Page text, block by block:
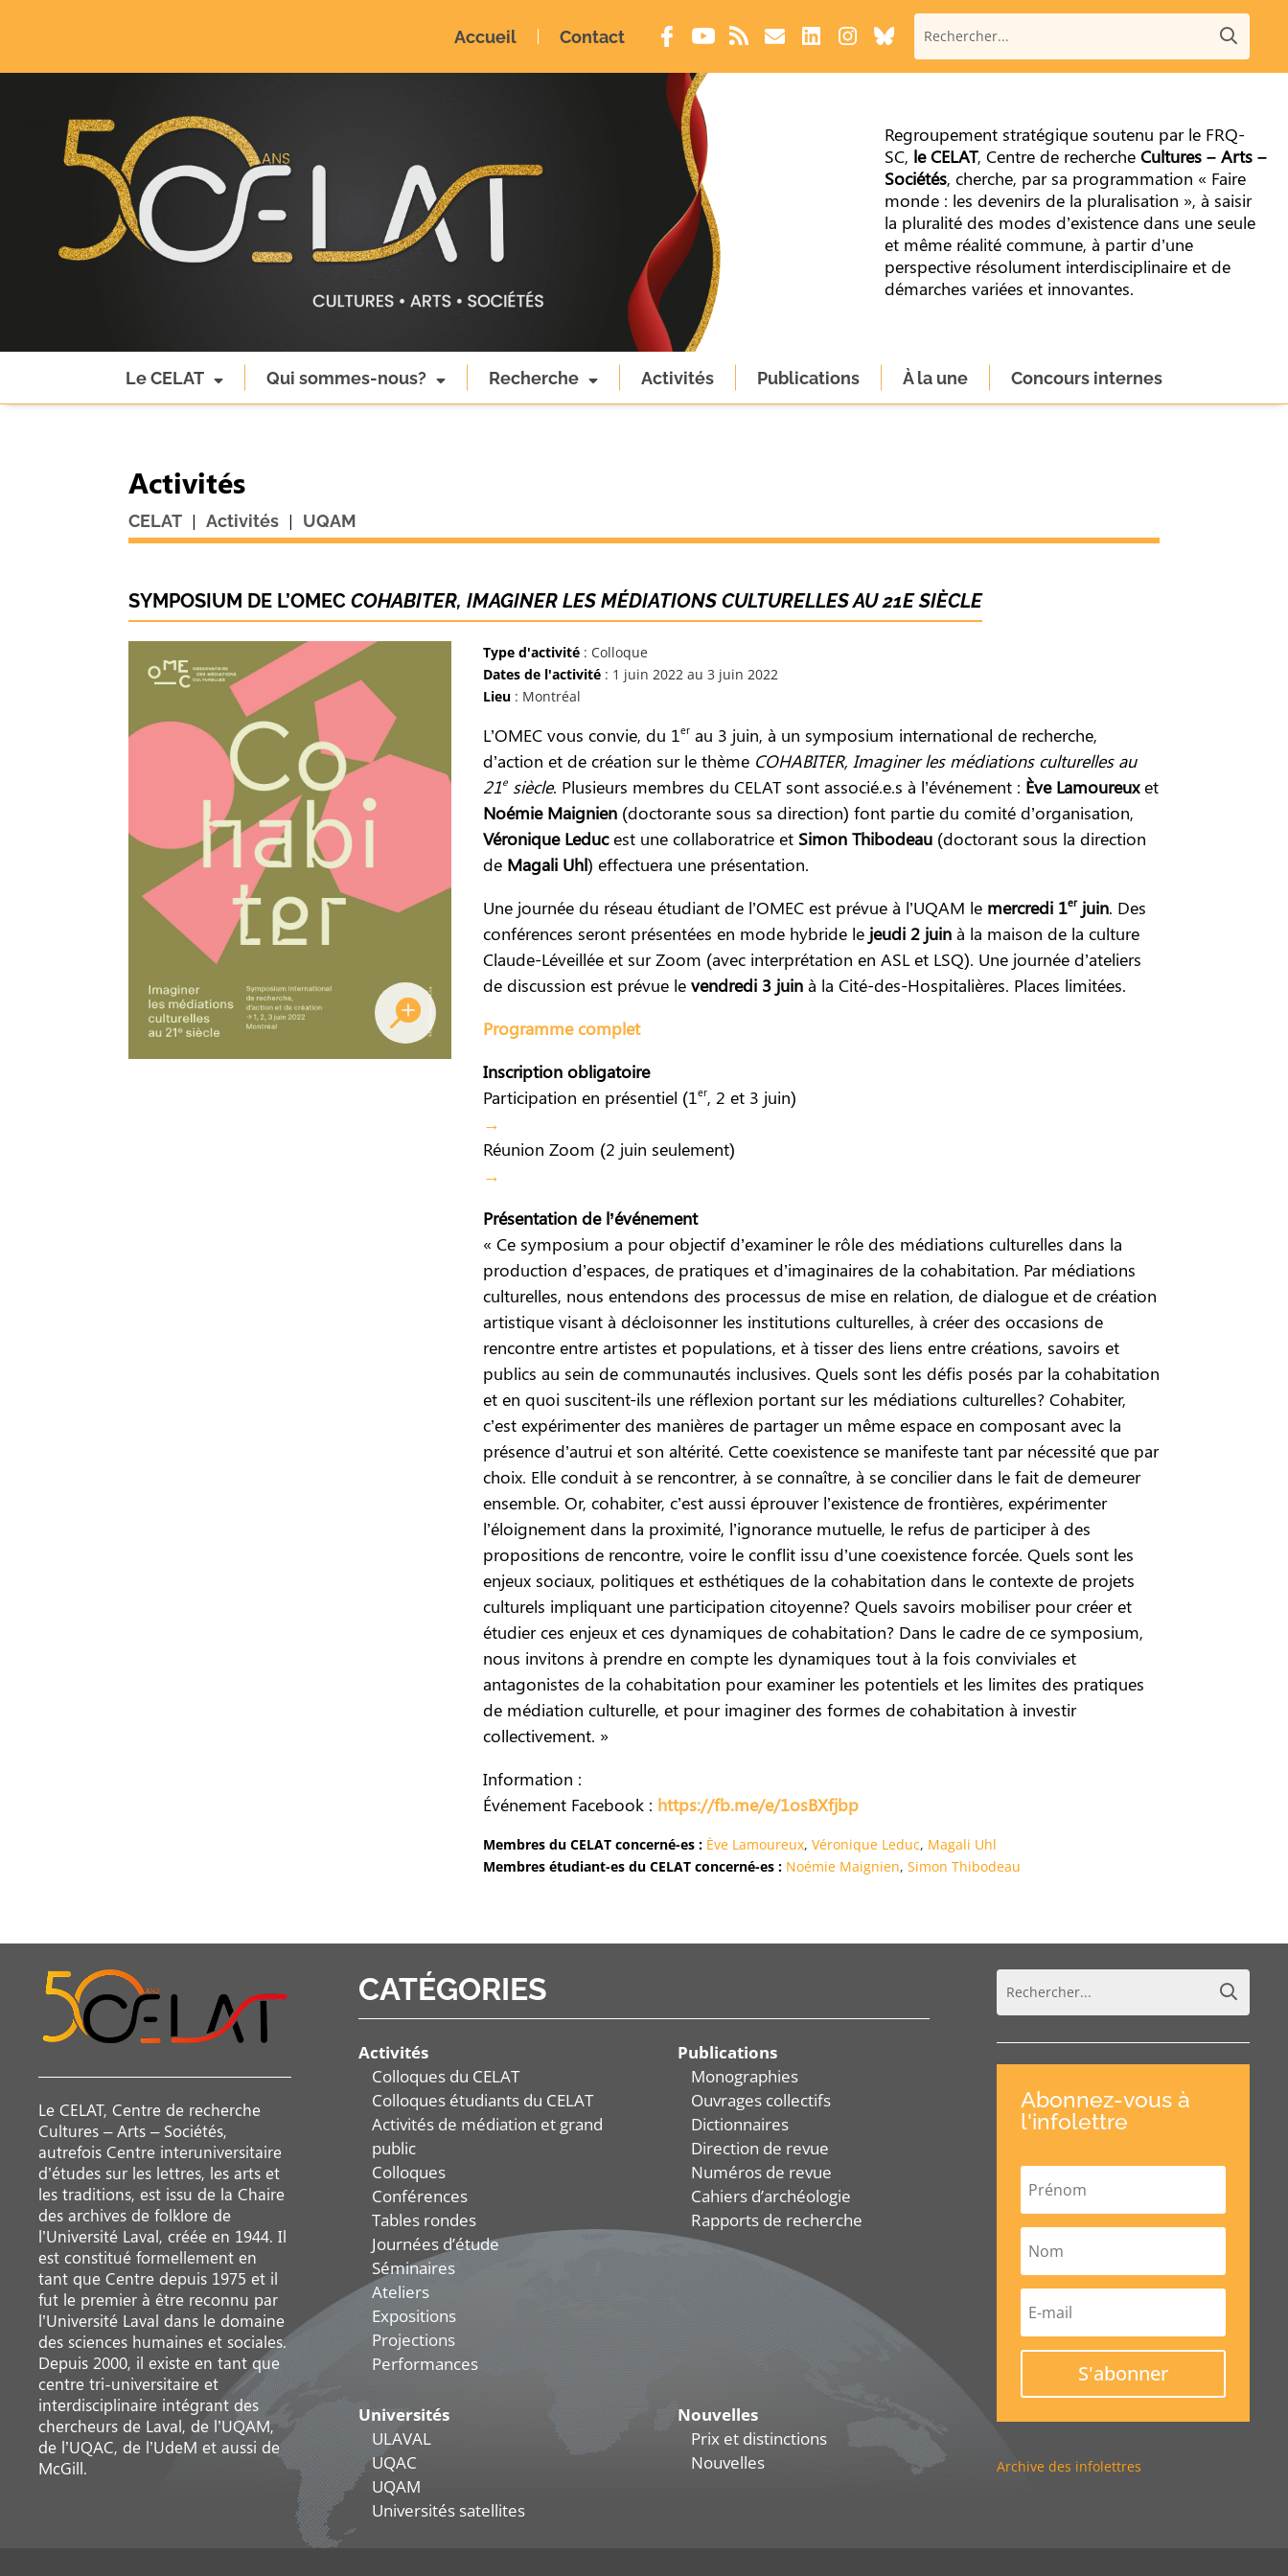
Accueil Contact
Regroupement stratégique soutenu par le FRQ-
SC, le CELAT, Centre de recherche Cultures – Arts –
Sociétés, cherche, par sa programmation « Faire
monde : les devenirs de la pluralisation », à saisir
la pluralité des modes d’existence dans une seule
et même réalité commune, à partir d’une
perspective résolument interdisciplinaire et de
démarches variées et innovantes.
Le CELAT Qui sommes-nous? Recherche Activités Publications À la une Concours internes
Activités
CELAT | Activités | UQAM
SYMPOSIUM DE L’OMECCOHABITER, IMAGINER LES MÉDIATIONS CULTURELLES AU 21E SIÈCLE
Type d'activité: Colloque
Dates de l'activité: 1 juin 2022 au 3 juin 2022
Lieu: Montréal
L’OMEC vous convie, du 1erau 3 juin, à un symposium international de recherche,
d’action et de création sur le thème COHABITER, Imaginer les médiations culturelles au
21esiècle. Plusieurs membres du CELAT sont associé.e.s à l’événement : Ève Lamoureuxet
Noémie Maignien(doctorante sous sa direction) font partie du comité d’organisation,
Véronique Leducest une collaboratrice et Simon Thibodeau(doctorant sous la direction
de Magali Uhl) effectuera une présentation.
Une journée du réseau étudiant de l’OMEC est prévue à l’UQAM le mercredi 1erjuin. Des
conférences seront présentées en mode hybride le jeudi 2 juinà la maison de la culture
Claude-Léveillée et sur Zoom (avec interprétation en ASL et LSQ). Une journée d’ateliers
de discussion est prévue le vendredi 3 juinà la Cité-des-Hospitalières. Places limitées.
Programme complet
Inscription obligatoire
Participation en présentiel (1er, 2 et 3 juin)
→
Réunion Zoom (2 juin seulement)
→
Présentation de l’événement
« Ce symposium a pour objectif d’examiner le rôle des médiations culturelles dans la
production d’espaces, de pratiques et d’imaginaires de la cohabitation. Par médiations
culturelles, nous entendons des processus de mise en relation, de dialogue et de création
artistique visant à décloisonner les institutions culturelles, à créer des occasions de
rencontre entre artistes et populations, et à tisser des liens entre créations, savoirs et
publics au sein de communautés inclusives. Quels sont les défis posés par la cohabitation
et en quoi suscitent-ils une réflexion portant sur les médiations culturelles? Cohabiter,
c’est expérimenter des manières de partager un même espace en composant avec la
présence d’autrui et son altérité. Cette coexistence se manifeste tant par nécessité que par
choix. Elle conduit à se rencontrer, à se connaître, à se concilier dans le fait de demeurer
ensemble. Or, cohabiter, c’est aussi éprouver l’existence de frontières, expérimenter
l’éloignement dans la proximité, l’ignorance mutuelle, le refus de participer à des
propositions de rencontre, voire le conflit issu d’une coexistence forcée. Quels sont les
enjeux sociaux, politiques et esthétiques de la cohabitation dans le contexte de projets
culturels impliquant une participation citoyenne? Quels savoirs mobiliser pour créer et
étudier ces enjeux et ces dynamiques de cohabitation? Dans le cadre de ce symposium,
nous invitons à prendre en compte les dynamiques tout à la fois conviviales et
antagonistes de la cohabitation pour examiner les potentiels et les limites des pratiques
de médiation culturelle, et pour imaginer des formes de cohabitation à investir
collectivement. »
Information :
Événement Facebook : https://fb.me/e/1osBXfjbp
Membres du CELAT concerné-es : Ève Lamoureux, Véronique Leduc, Magali Uhl
Membres étudiant-es du CELAT concerné-es : Noémie Maignien, Simon Thibodeau
Le CELAT, Centre de recherche
Cultures – Arts – Sociétés,
autrefois Centre interuniversitaire
d’études sur les lettres, les arts et
les traditions, est issu de la Chaire
des archives de folklore de
l’Université Laval, créée en 1944. Il
est constitué formellement en
tant que Centre depuis 1975 et il
fut le premier à être reconnu par
l’Université Laval dans le domaine
des sciences humaines et sociales.
Depuis 2000, il existe en tant que
centre tri-universitaire et
interdisciplinaire intégrant des
chercheurs de Laval, de l’UQAM,
de l’UQAC, de l’UdeM et aussi de
McGill.
CATÉGORIES
Activités
Colloques du CELAT
Colloques étudiants du CELAT
Activités de médiation et grand
public
Colloques
Conférences
Tables rondes
Journées d’étude
Séminaires
Ateliers
Expositions
Projections
Performances
Publications
Monographies
Ouvrages collectifs
Dictionnaires
Direction de revue
Numéros de revue
Cahiers d’archéologie
Rapports de recherche
Universités
ULAVAL
UQAC
UQAM
Universités satellites
Nouvelles
Prix et distinctions
Nouvelles
Abonnez-vous à
l'infolettre
S'abonner
Archive des infolettres